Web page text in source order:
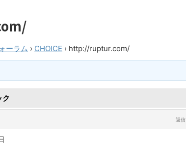
ーラム › CHOICE › http://ruptur.com/
ク
返信